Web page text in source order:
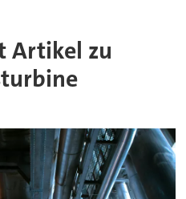
Artikel zu